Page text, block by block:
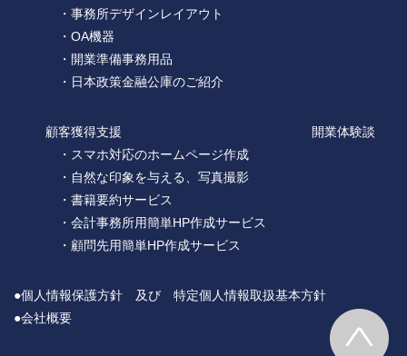
・事務所デザインレイアウト
・OA機器
・開業準備事務用品
・日本政策金融公庫のご紹介
顧客獲得支援
・スマホ対応のホームページ作成
・自然な印象を与える、写真撮影
・書籍要約サービス
・会計事務所用簡単HP作成サービス
・顧問先用簡単HP作成サービス
開業体験談
●個人情報保護方針 及び 特定個人情報取扱基本方針
●会社概要